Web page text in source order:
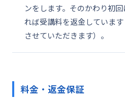
ンをします。そのかわり初
れば受講料を返金していま
させていただきます）。
料金・返金保証